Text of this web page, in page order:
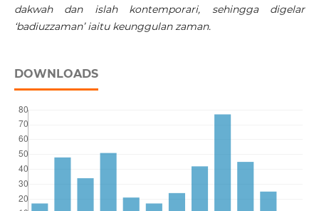
dakwah dan islah kontemporari, sehingga digelar
‘badiuzzaman’ iaitu keunggulan zaman.
DOWNLOADS